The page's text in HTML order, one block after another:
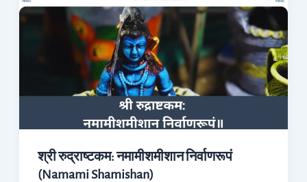
श्री रुद्राष्टकम: नमामीशमीशान निर्वाणरूपं
(Namami Shamishan)
रुद्राष्टकम:
नमामीशमीशान
(Namami
Shamishan)